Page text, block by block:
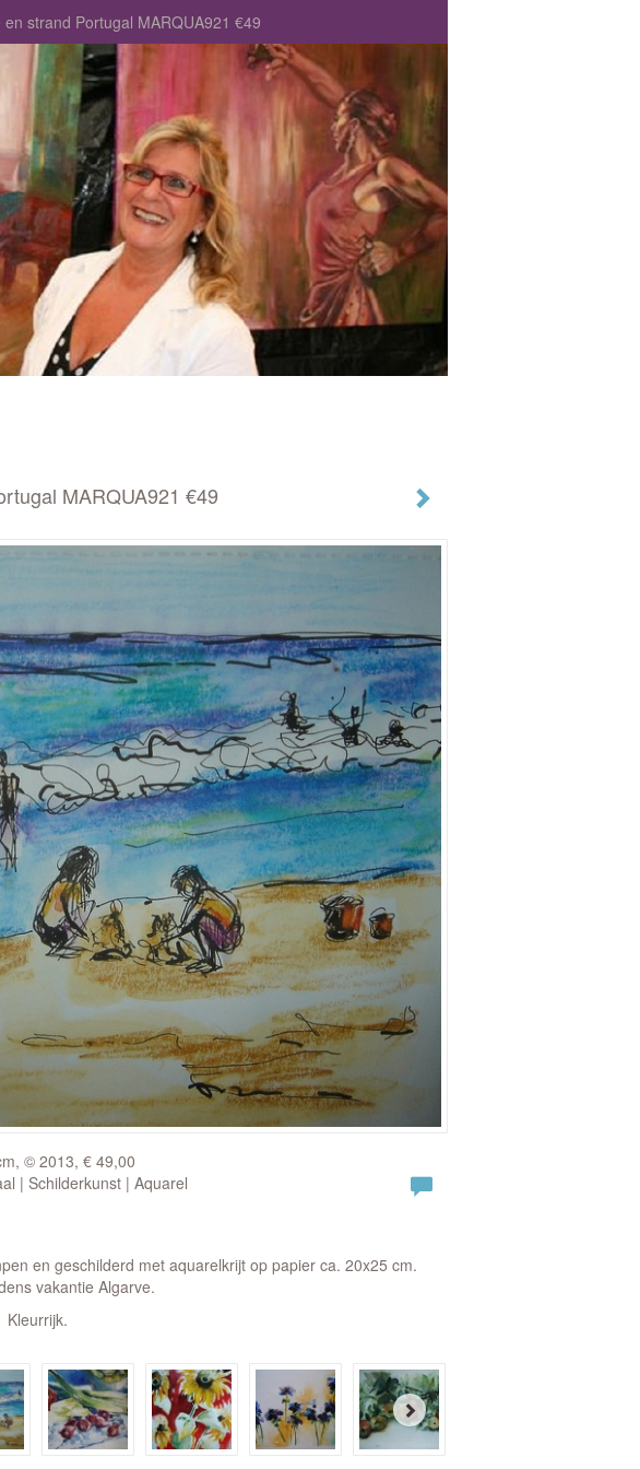
en strand Portugal MARQUA921 €49
MARQUA921 €49
© 2013, € 49,00
| Schilderkunst | Aquarel
en geschilderd met aquarelkrijt op papier ca. 20x25 cm.
vakantie Algarve.
Kleurrijk.